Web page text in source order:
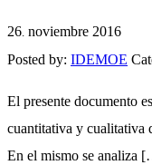
26. noviembre 2016
Posted by: IDEMOE
El presente documento
cuantitativa y cualitativa
En el mismo se analiza